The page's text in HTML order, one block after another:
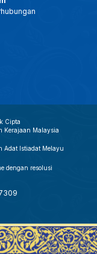
Cipta
Kerajaan Malaysia
Adat Istiadat Melayu
dengan resolusi